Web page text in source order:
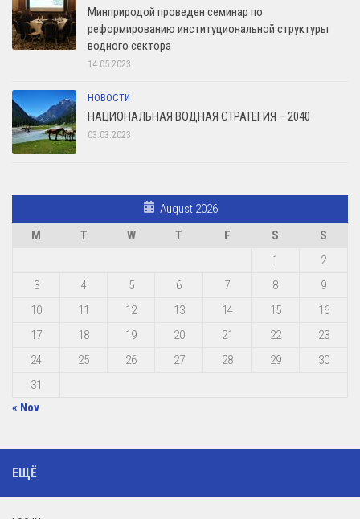
Минприродой проведен семинар по
реформированию институциональной структуры
водного сектора
14.05.2023
НОВОСТИ
НАЦИОНАЛЬНАЯ ВОДНАЯ СТРАТЕГИЯ – 2040
03.03.2023
August 2026
M
T W T F S
S
1
2
3
4 5 6 7 8
9
10
11 12 13 14 15
16
17
18 19 20 21 22
23
24
25 26 27 28 29
30
31
« Nov
ЕЩЁ